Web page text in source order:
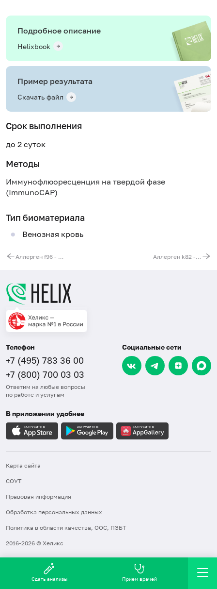
Подробное описание
Helixbook
Пример результата
Скачать файл
Срок выполнения
до 2 суток
Методы
Иммунофлюоресценция на твердой фазе
(ImmunoCAP)
Тип биоматериала
Венозная кровь
Аллерген f96 - авокадо (Persea americana), IgE (ImmunoCAP) Аллерген k82 - латекс, IgE (ImmunoCAP)
Телефон
+7 (495) 783 36 00
+7 (800) 700 03 03
Ответим на любые вопросы
по работе и услугам
Социальные сети
В приложении удобнее
Карта сайта
СОУТ
Правовая информация
Обработка персональных данных
Политика в области качества, ООС, ПЗБТ
2016-2026 © Хеликс
Сдать анализы Прием врачей